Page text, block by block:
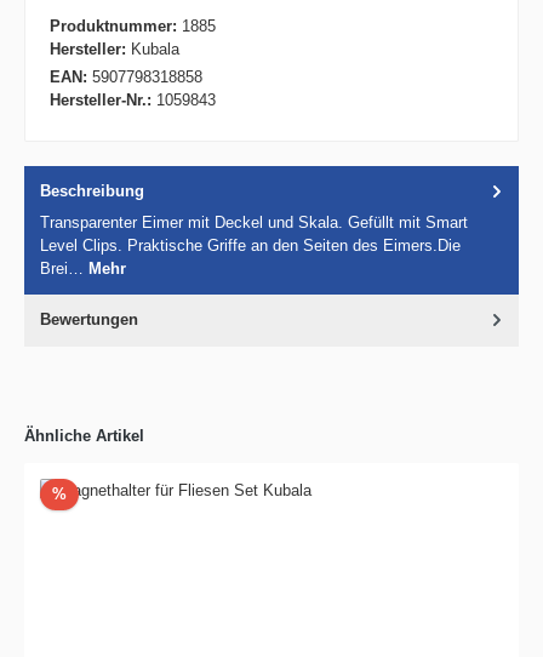
Produktnummer: 1885
Hersteller: Kubala
EAN: 5907798318858
Hersteller-Nr.: 1059843
Beschreibung
Transparenter Eimer mit Deckel und Skala. Gefüllt mit Smart
Level Clips. Praktische Griffe an den Seiten des Eimers.Die
Brei… Mehr
Bewertungen
Ähnliche Artikel
%Rabatt